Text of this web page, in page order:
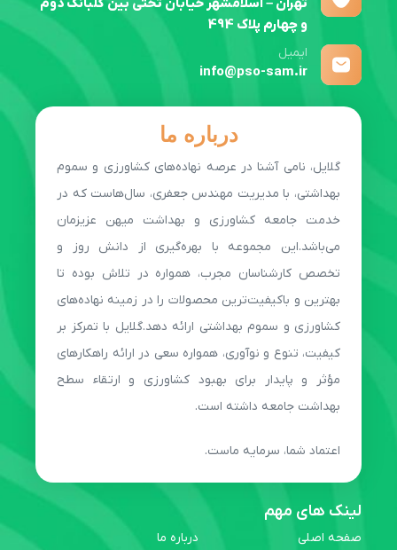
لینک های مهم
صفحه اصلی درباره ما
درباره ما
گلایل، نامی آشنا در عرصه نهاده‌های کشاورزی و سموم
بهداشتی، با مدیریت مهندس جعفری، سال‌هاست که در
خدمت جامعه کشاورزی و بهداشت میهن عزیزمان
می‌باشد.این مجموعه با بهره‌گیری از دانش روز و
تخصص کارشناسان مجرب، همواره در تلاش بوده تا
بهترین و باکیفیت‌ترین محصولات را در زمینه نهاده‌های
کشاورزی و سموم بهداشتی ارائه دهد.گلایل با تمرکز بر
کیفیت، تنوع و نوآوری، همواره سعی در ارائه راهکارهای
مؤثر و پایدار برای بهبود کشاورزی و ارتقاء سطح
بهداشت جامعه داشته است.
اعتماد شما، سرمایه ماست.
و چهارم پلاک 494
ایمیل
info@pso-sam.ir